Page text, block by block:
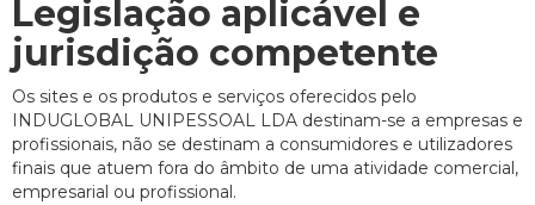
Legislação aplicável e
jurisdição competente
Os sites e os produtos e serviços oferecidos pelo
INDUGLOBAL UNIPESSOAL LDA destinam-se a empresas e
profissionais, não se destinam a consumidores e utilizadores
finais que atuem fora do âmbito de uma atividade comercial,
empresarial ou profissional.